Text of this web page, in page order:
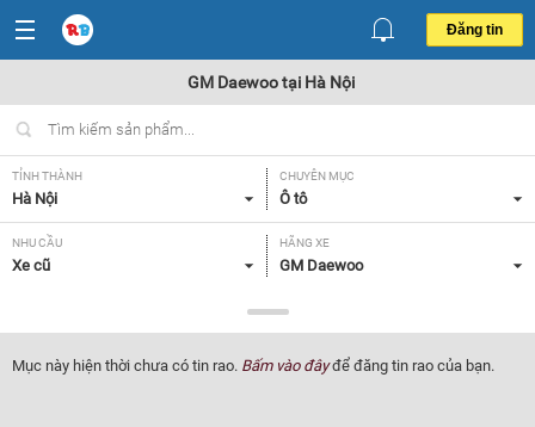
Đăng tin
GM Daewoo tại Hà Nội
TỈNH THÀNH
Hà Nội
CHUYÊN MỤC
Ô tô
NHU CẦU
Xe cũ
HÃNG XE
GM Daewoo
Tất cả
NĂM SẢN XUẤT
Tất cả
GIÁ XE XUẤT XỨ
Mục này hiện thời chưa có tin rao. Bấm vào đâyđể đăng tin rao của bạn.